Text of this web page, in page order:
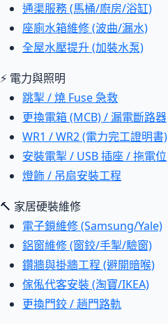
通渠服務 (馬桶/廚房/浴缸)
座廁水箱維修 (波曲/漏水)
全屋水壓提升 (加裝水泵)
⚡ 電力與照明
跳掣 / 燒 Fuse 急救
更換電箱 (MCB) / 漏電斷路器
WR1 / WR2 (電力完工證明書)
安裝電掣 / USB 插座 / 拖電位
燈飾 / 吊扇安裝工程
🔨 家居硬裝維修
電子鎖維修 (Samsung/Yale)
鋁窗維修 (窗鉸/手掣/驗窗)
鑽牆與掛牆工程 (避開暗喉)
傢俬代客安裝 (淘寶/IKEA)
更換門鉸 / 趟門路軌